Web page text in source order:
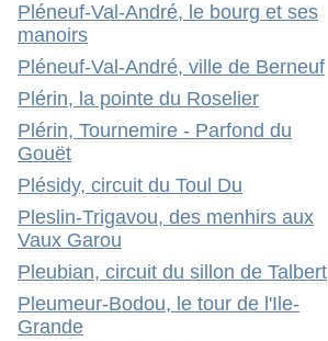
Pléneuf-Val-André, le bourg et ses
manoirs
Pléneuf-Val-André, ville de Berneuf
Plérin, la pointe du Roselier
Plérin, Tournemire - Parfond du
Gouët
Plésidy, circuit du Toul Du
Pleslin-Trigavou, des menhirs aux
Vaux Garou
Pleubian, circuit du sillon de Talbert
Pleumeur-Bodou, le tour de l'Ile-
Grande